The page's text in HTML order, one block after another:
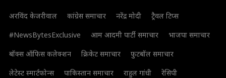
अरविंद केजरीवाल कांग्रेस समाचार नरेंद्र मोदी
ट्रैवल टिप्स
#NewsBytesExclusive
आम आदमी पार्टी समाचार
भाजपा समाचार
बॉक्स ऑफिस कलेक्शन
क्रिकेट समाचार
फुटबॉल समाचार
लेटेस्ट स्मार्टफोन्स
पाकिस्तान समाचार राहुल गांधी
रेसिपी